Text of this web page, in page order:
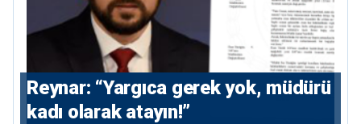
Reynar: “Yargıca gerek yok, müdürü
kadı olarak atayın!”